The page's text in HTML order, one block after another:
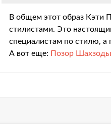
В общем этот образ Кэти
стилистами. Это
специалистам по стилю, а
А вот еще: Позор Шахзоды